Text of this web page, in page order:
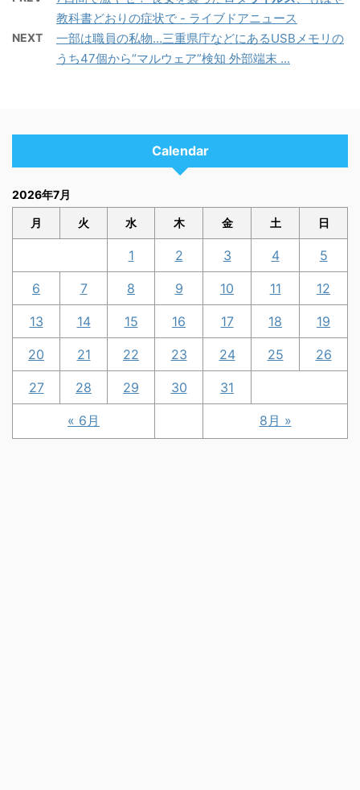
教科書どおりの症状で - ライブドアニュース
NEXT
一部は職員の私物…三重県庁などにあるUSBメモリの
うち47個から“マルウェア”検知 外部端末 ...
Calendar
2026年7月
月 火 水 木 金 土 日
« 6月 8月 »
1 2 3 4 5
6 7 8 9 10 11 12
13 14 15 16 17 18 19
20 21 22 23 24 25 26
27 28 29 30 31